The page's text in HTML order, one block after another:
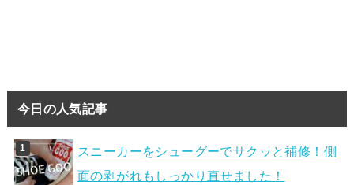
今日の人気記事
スニーカーをシューグーでサクッと補修！側
面の剥がれもしっかり直せました！